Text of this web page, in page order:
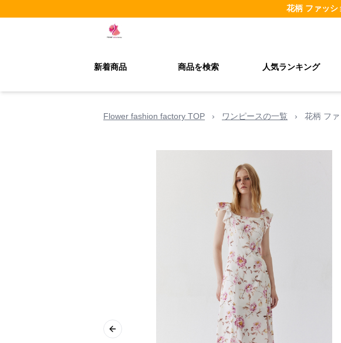
花柄 ファッシ
新着商品 商品を検索 人気ランキング
Flower fashion factory TOP › ワンピースの一覧 › 花柄 フ
Previous slide